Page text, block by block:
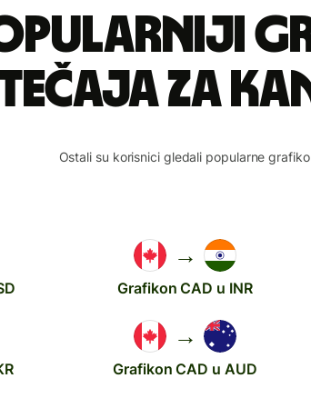
za
Ostali su korisnici gledali popularne
→
Grafikon CAD u INR
→
Grafikon CAD u AUD